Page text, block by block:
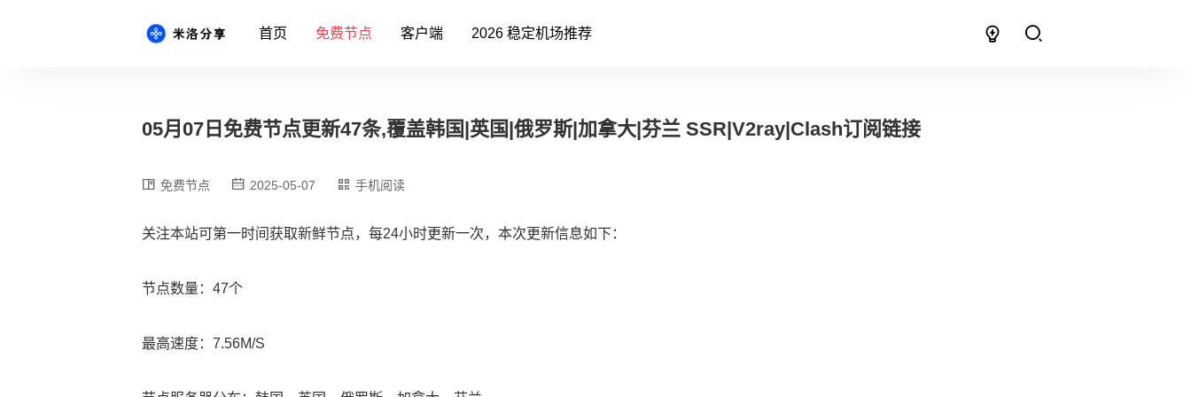
首页 免费节点 客户端 2026 稳定机场推荐
05月07日免费节点更新47条,覆盖韩国|英国|俄罗斯|加拿大|芬兰 SSR|V2ray|Clash订阅链接
免费节点 2025-05-07 手机阅读
关注本站可第一时间获取新鲜节点，每24小时更新一次，本次更新信息如下：
节点数量：47个
最高速度：7.56M/S